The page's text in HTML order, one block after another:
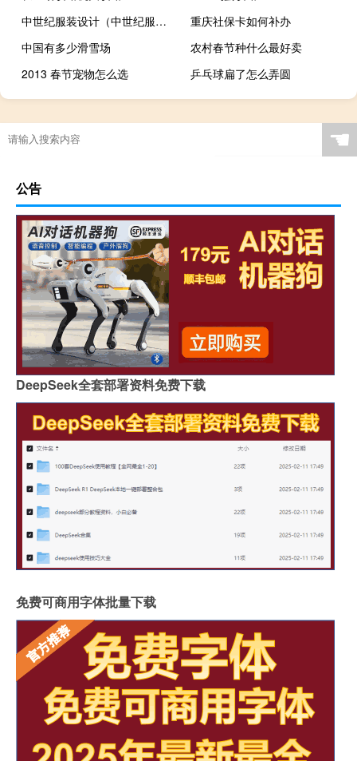
中世纪服装设计（中世纪服装）
重庆社保卡如何补办
中国有多少滑雪场
农村春节种什么最好卖
2013 春节宠物怎么选
乒乓球扁了怎么弄圆
☚
公告
DeepSeek全套部署资料免费下载
免费可商用字体批量下载